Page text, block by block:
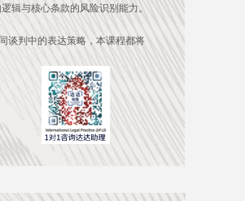
辑与核心条款的风险识别能力。
谈判中的表达策略，本课程都将